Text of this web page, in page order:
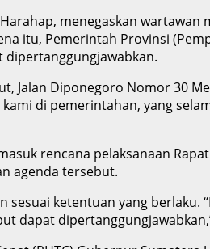
menegaskan wartawan
itu, Pemerintah Provinsi
dipertanggungjawabkan.
Jalan Diponegoro Nomor 30
di pemerintahan, yang
rencana pelaksanaan Rapat
agenda tersebut.
ketentuan yang berlaku.
dapat